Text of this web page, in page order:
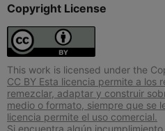
Copyright License
This work is licensed under the
CC BY Esta licencia permite a los
remezclar, adaptar y construir
medio o formato, siempre que se
licencia permite el uso comercial.
Si encuentra algún